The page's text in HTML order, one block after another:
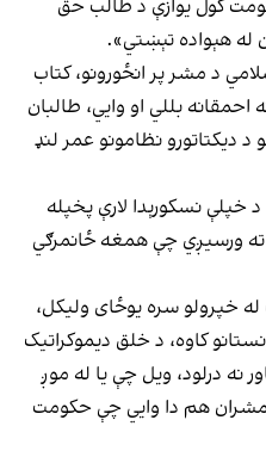
کول یوازې د طالب حق
له هېواده تېښتي».
د مشر پر انځورونو، کتاب
احمقانه بللي او وايي، طالبان
د دیکتاتورو نظامونو عمر لنډ
خپلې نسکورېدا لارې پخپله
ورسیږي چې همغه ځانمرګي
خپرولو سره یوځای ولیکل،
کاوه، د خلق دیموکراتیک
نه درلود، ویل چې یا له موږ
هم دا وایي چې حکومت